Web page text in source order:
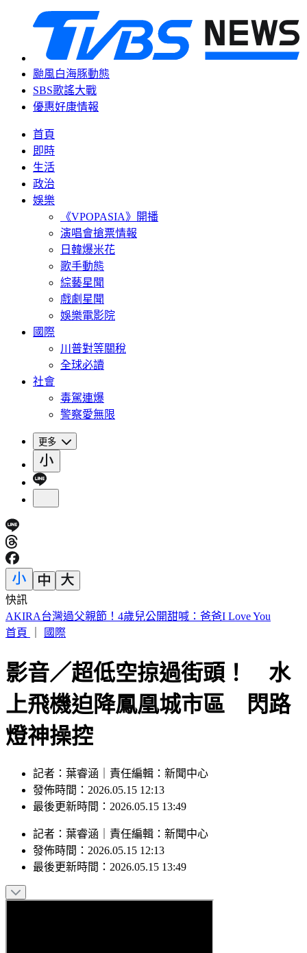
颱風白海豚動態
SBS歌謠大戰
優惠好康情報
首頁
即時
生活
政治
娛樂
《VPOPASIA》開播
演唱會搶票情報
日韓爆米花
歌手動態
綜藝星聞
戲劇星聞
娛樂電影院
國際
川普對等關稅
全球必讀
社會
毒駕連爆
警察愛無限
更多
快訊
白海豚「影響最劇」時間到！中北部防豪雨 恐一路濕到下週
末
影音／超低空掠過街頭！ 水
上飛機迫降鳳凰城市區 閃路
燈神操控
記者：葉睿涵｜責任編輯：新聞中心
發佈時間：2026.05.15 12:13
記者：葉睿涵｜責任編輯：
發佈時間：2026.05.15 12:13